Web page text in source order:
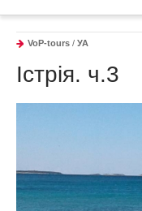
VoP-tours / УА
Істрія. ч.3